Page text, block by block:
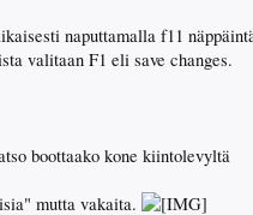
naputtamalla f11
valitaan F1 eli save changes.
boottaako kone kiintolevyltä
mutta vakaita.